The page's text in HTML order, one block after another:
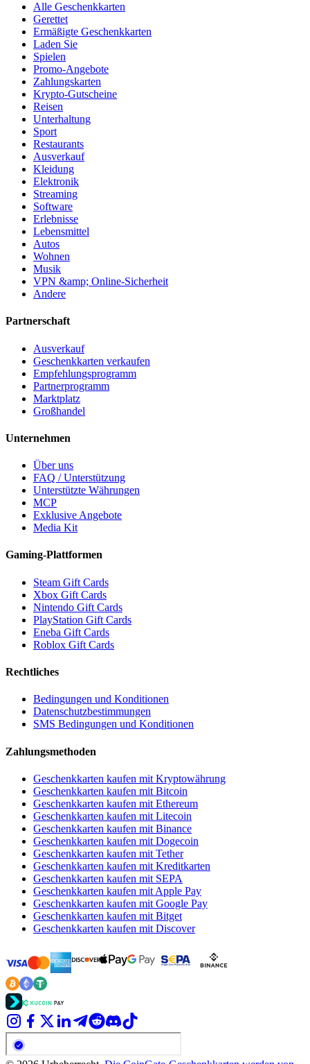
Alle Geschenkkarten
Gerettet
Ermäßigte Geschenkkarten
Laden Sie
Spielen
Promo-Angebote
Zahlungskarten
Krypto-Gutscheine
Reisen
Unterhaltung
Sport
Restaurants
Ausverkauf
Kleidung
Elektronik
Streaming
Software
Erlebnisse
Lebensmittel
Autos
Wohnen
Musik
VPN &amp; Online-Sicherheit
Andere
Partnerschaft
Ausverkauf
Geschenkkarten verkaufen
Empfehlungsprogramm
Partnerprogramm
Marktplatz
Großhandel
Unternehmen
Über uns
FAQ / Unterstützung
Unterstützte Währungen
MCP
Exklusive Angebote
Media Kit
Gaming-Plattformen
Steam Gift Cards
Xbox Gift Cards
Nintendo Gift Cards
PlayStation Gift Cards
Eneba Gift Cards
Roblox Gift Cards
Rechtliches
Bedingungen und Konditionen
Datenschutzbestimmungen
SMS Bedingungen und Konditionen
Zahlungsmethoden
Geschenkkarten kaufen mit Kryptowährung
Geschenkkarten kaufen mit Bitcoin
Geschenkkarten kaufen mit Ethereum
Geschenkkarten kaufen mit Litecoin
Geschenkkarten kaufen mit Binance
Geschenkkarten kaufen mit Dogecoin
Geschenkkarten kaufen mit Tether
Geschenkkarten kaufen mit Kreditkarten
Geschenkkarten kaufen mit SEPA
Geschenkkarten kaufen mit Apple Pay
Geschenkkarten kaufen mit Google Pay
Geschenkkarten kaufen mit Bitget
Geschenkkarten kaufen mit Discover